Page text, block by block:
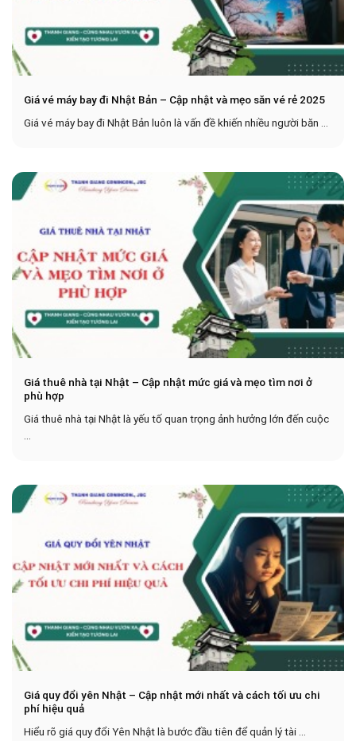
Giá vé máy bay đi Nhật Bản – Cập nhật và mẹo săn vé rẻ 2025
Giá vé máy bay đi Nhật Bản luôn là vấn đề khiến nhiều người băn ...
Giá thuê nhà tại Nhật – Cập nhật mức giá và mẹo tìm nơi ở
phù hợp
Giá thuê nhà tại Nhật là yếu tố quan trọng ảnh hưởng lớn đến cuộc
Giá quy đổi yên Nhật – Cập nhật mới nhất và cách tối ưu chi
phí hiệu quả
Hiểu rõ giá quy đổi Yên Nhật là bước đầu tiên để quản lý tài ...